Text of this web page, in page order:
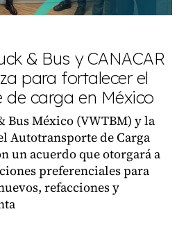
& Bus y CANACAR
para fortalecer el
carga en México
Bus México (VWTBM) y la
Autotransporte de Carga
un acuerdo que otorgará a
preferenciales para
refacciones y